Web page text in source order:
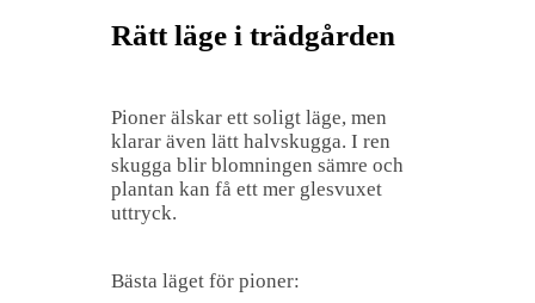
Rätt läge i trädgården
Pioner älskar ett soligt läge, men
klarar även lätt halvskugga. I ren
skugga blir blomningen sämre och
plantan kan få ett mer glesvuxet
uttryck.
Bästa läget för pioner: